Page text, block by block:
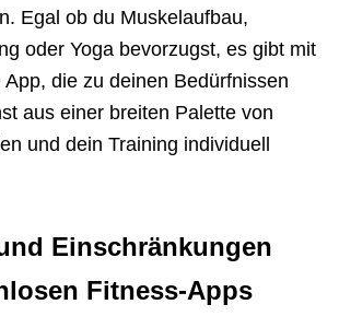
Egal ob du Muskelaufbau,
oder Yoga bevorzugst, es gibt mit
die zu deinen Bedürfnissen
aus einer breiten Palette von
und dein Training individuell
Einschränkungen
Fitness-Apps